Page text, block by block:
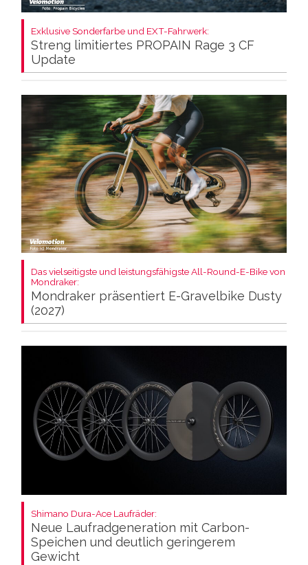
Exklusive Sonderfarbe und EXT-Fahrwerk:
Streng limitiertes PROPAIN Rage 3 CF
Update
Das vielseitigste und leistungsfähigste All-Round-E-Bike von
Mondraker:
Mondraker präsentiert E-Gravelbike Dusty
(2027)
Shimano Dura-Ace Laufräder:
Neue Laufradgeneration mit Carbon-
Speichen und deutlich geringerem
Gewicht